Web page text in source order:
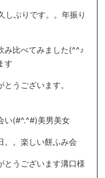
しぶりです。。年振り
み比べてみました(^^♪
す
うございます。
(#^.^#)美男美女
。。楽しい餅ふみ会
とうございます溝口様